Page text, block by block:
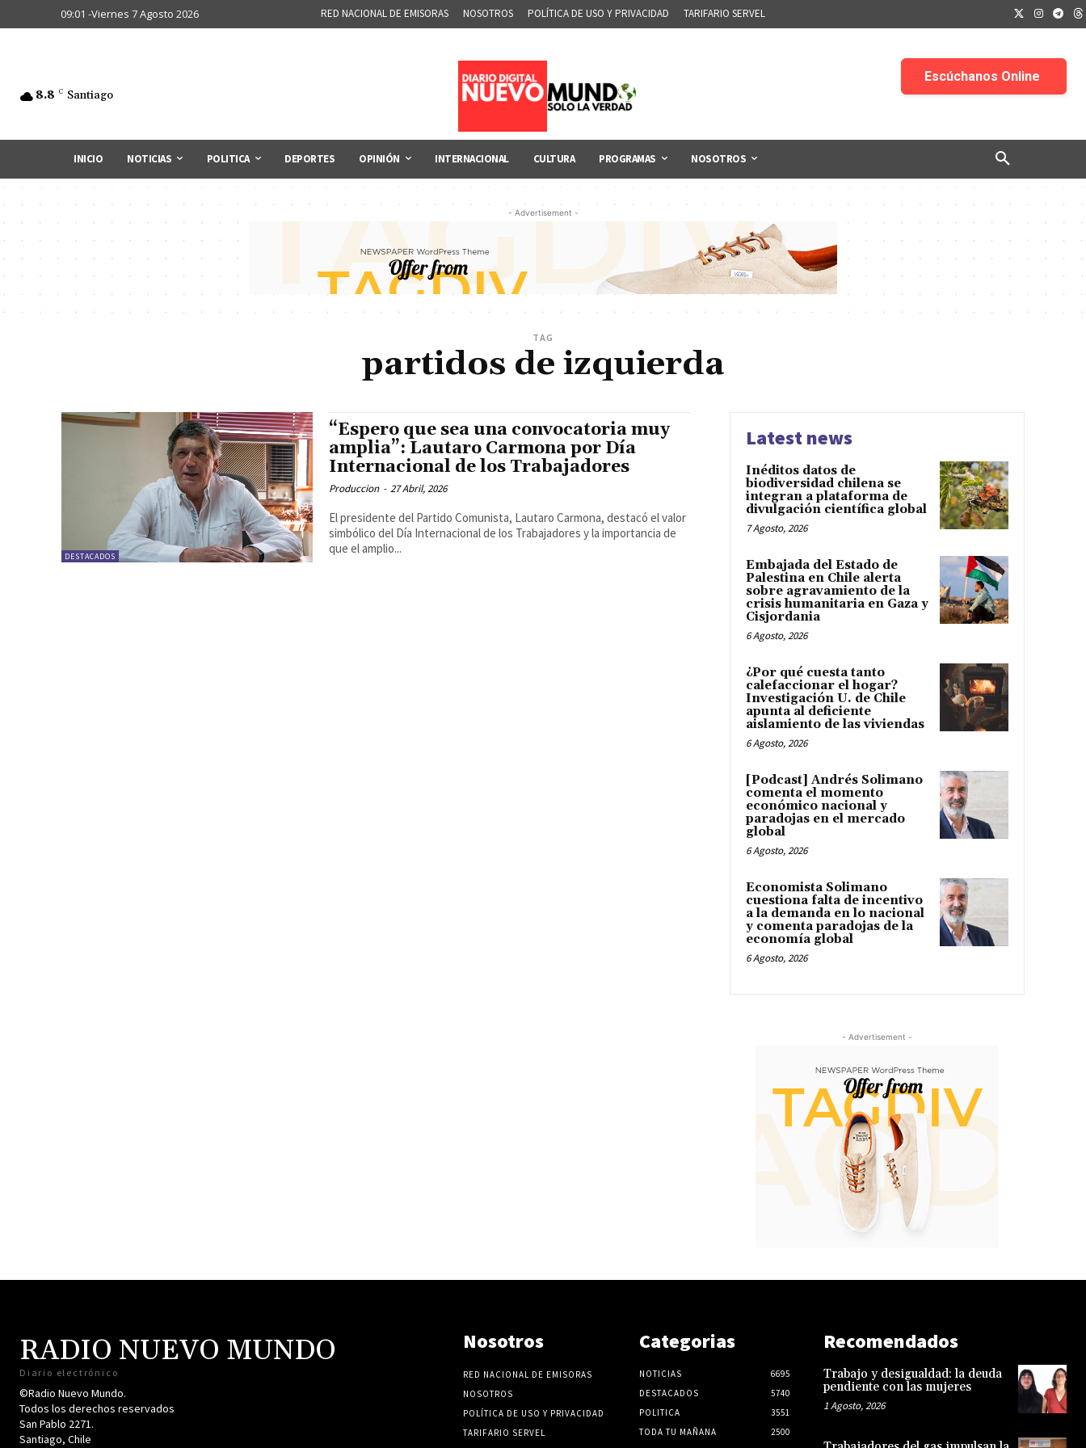
09:01 -Viernes 7 Agosto 2026 RED NACIONAL DE EMISORAS NOSOTROS POLÍTICA DE USO Y PRIVACIDAD TARIFARIO SERVEL
8.8 C Santiago
INICIO NOTICIAS POLITICA DEPORTES OPINIÓN INTERNACIONAL CULTURA PROGRAMAS NOSOTROS
- Advertisement -
TAG
partidos de izquierda
DESTACADOS
“Espero que sea una convocatoria muy
amplia”: Lautaro Carmona por Día
Internacional de los Trabajadores
Produccion - 27 Abril, 2026
El presidente del Partido Comunista, Lautaro Carmona, destacó el valor
simbólico del Día Internacional de los Trabajadores y la importancia de
que el amplio...
Latest news
Inéditos datos de
biodiversidad chilena se
integran a plataforma de
divulgación científica global
7 Agosto, 2026
Embajada del Estado de
Palestina en Chile alerta
sobre agravamiento de la
crisis humanitaria en Gaza y
Cisjordania
6 Agosto, 2026
¿Por qué cuesta tanto
calefaccionar el hogar?
Investigación U. de Chile
apunta al deficiente
aislamiento de las viviendas
6 Agosto, 2026
[Podcast] Andrés Solimano
comenta el momento
económico nacional y
paradojas en el mercado
global
6 Agosto, 2026
Economista Solimano
cuestiona falta de incentivo
a la demanda en lo nacional
y comenta paradojas de la
economía global
6 Agosto, 2026
- Advertisement -
RADIO NUEVO MUNDO
Diario electrónico
©Radio Nuevo Mundo.
Todos los derechos reservados
San Pablo 2271.
Santiago, Chile
Nosotros
RED NACIONAL DE EMISORAS
NOSOTROS
POLÍTICA DE USO Y PRIVACIDAD
TARIFARIO SERVEL
Categorias
NOTICIAS
6695
DESTACADOS
5740
POLITICA
3551
TODA TU MAÑANA
2500
Recomendados
Trabajo y desigualdad: la deuda
pendiente con las mujeres
1 Agosto, 2026